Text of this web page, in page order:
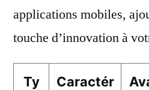
applications mobiles,
touche d’innovation à
Ty
Caractér